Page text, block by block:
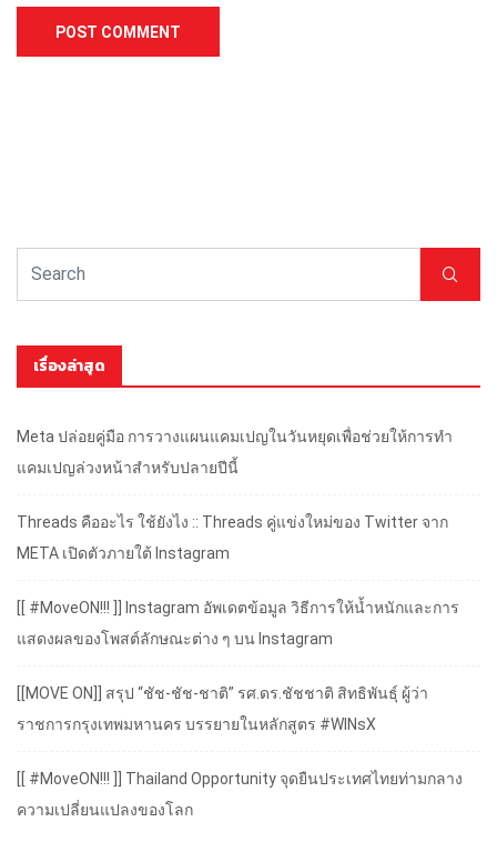
เรื่องล่าสุด
Meta ปล่อยคู่มือ การวางแผนแคมเปญในวันหยุดเพื่อช่วยให้การทำ
แคมเปญล่วงหน้าสำหรับปลายปีนี้
Threads คืออะไร ใช้ยังไง :: Threads คู่แข่งใหม่ของ Twitter จาก
META เปิดตัวภายใต้ Instagram
[[ #MoveON!!! ]] Instagram อัพเดตข้อมูล วิธีการให้น้ำหนักและการ
แสดงผลของโพสต์ลักษณะต่าง ๆ บน Instagram
[[MOVE ON]] สรุป “ชัช-ชัช-ชาติ” รศ.ดร.ชัชชาติ สิทธิพันธุ์ ผู้ว่า
ราชการกรุงเทพมหานคร บรรยายในหลักสูตร #WINsX
[[ #MoveON!!! ]] Thailand Opportunity จุดยืนประเทศไทยท่ามกลาง
ความเปลี่ยนแปลงของโลก